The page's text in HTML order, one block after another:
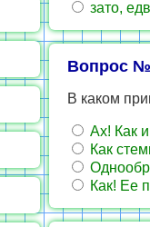
зато,
Вопрос
В каком
Ах! Как
Как
Как! Ее